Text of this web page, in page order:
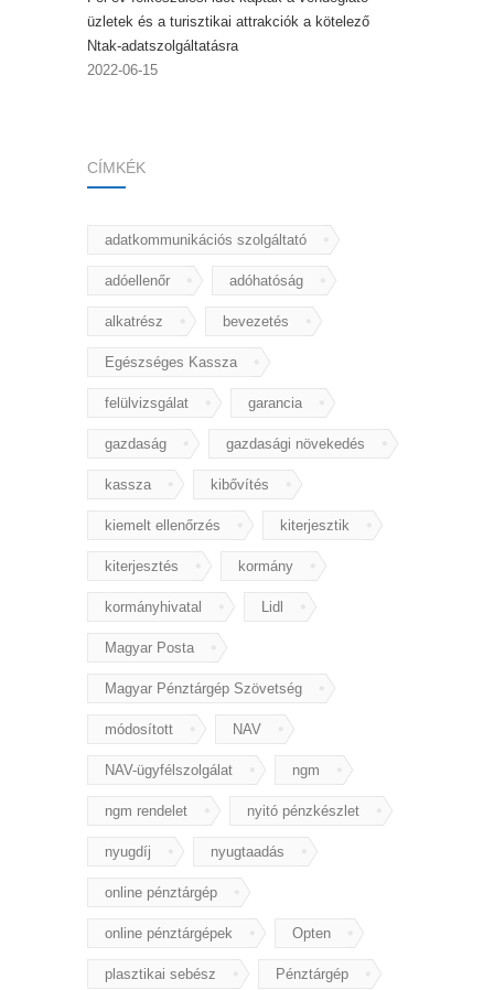
üzletek és a turisztikai attrakciók a kötelező
Ntak-adatszolgáltatásra
2022-06-15
CÍMKÉK
adatkommunikációs szolgáltató
adóellenőr adóhatóság
alkatrész bevezetés
Egészséges Kassza
felülvizsgálat garancia
gazdaság gazdasági növekedés
kassza kibővítés
kiemelt ellenőrzés kiterjesztik
kiterjesztés kormány
kormányhivatal Lidl
Magyar Posta
Magyar Pénztárgép Szövetség
módosított NAV
NAV-ügyfélszolgálat ngm
ngm rendelet nyitó pénzkészlet
nyugdíj nyugtaadás
online pénztárgép
online pénztárgépek Opten
plasztikai sebész Pénztárgép